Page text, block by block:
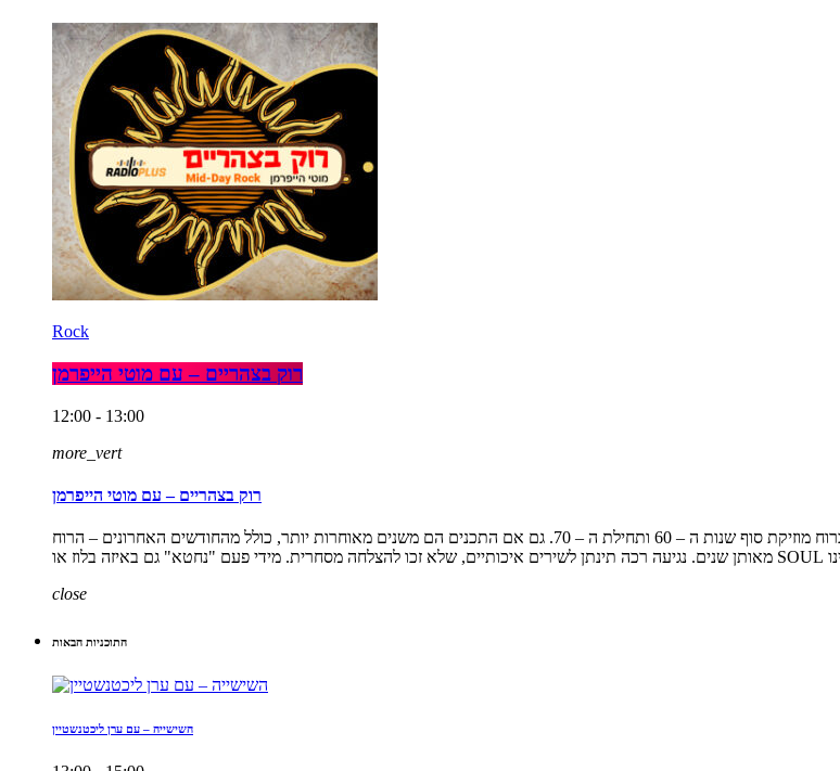
Rock
רוק בצהריים – עם מוטי הייפרמן
12:00 - 13:00
more_vert
רוק בצהריים – עם מוטי הייפרמן
מידי שישי בצהריים מוטי הייפרמן מגיש תכנית המתמקדת במוזיקת רוק קלאסי ורוק מתקדם, ברוח מוזיקת סוף שנות ה – 60 ותחילת ה – 70. גם אם התכנים הם משנים מאוחרות יותר, כולל מהחודשים האחרונים – הרוח
close
התוכניות הבאות
השישייה – עם ערן ליכטנשטיין